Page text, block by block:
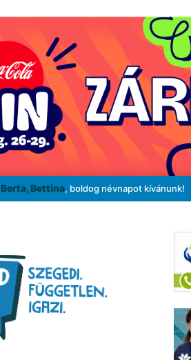
Berta, Bettina, boldog névnapot kívánunk!